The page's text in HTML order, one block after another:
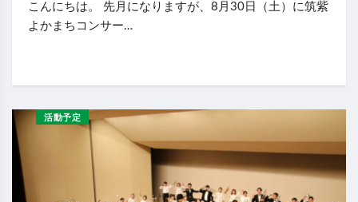
こんにちは。 先月になりますが、8月30日（土）に筑紫
よかまちコンサー…
活動予定